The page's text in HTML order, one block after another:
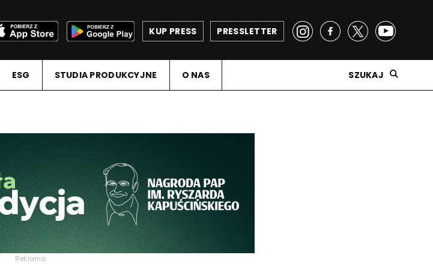
PRESSLETTER
KUP PRESS
ESG STUDIA PRODUKCYJNE O NAS SZUKAJ
Reklama